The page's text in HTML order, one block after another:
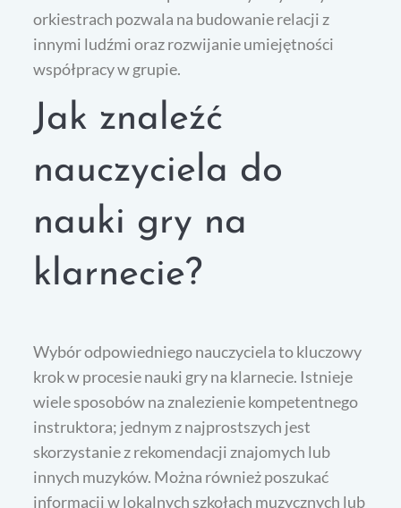
orkiestrach pozwala na budowanie relacji z
innymi ludźmi oraz rozwijanie umiejętności
współpracy w grupie.
Jak znaleźć
nauczyciela do
nauki gry na
klarnecie?
Wybór odpowiedniego nauczyciela to kluczowy
krok w procesie nauki gry na klarnecie. Istnieje
wiele sposobów na znalezienie kompetentnego
instruktora; jednym z najprostszych jest
skorzystanie z rekomendacji znajomych lub
innych muzyków. Można również poszukać
informacji w lokalnych szkołach muzycznych lub